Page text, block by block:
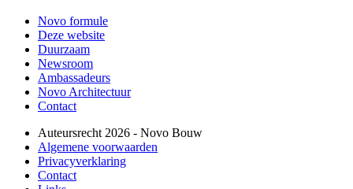
Novo formule
Deze website
Duurzaam
Newsroom
Ambassadeurs
Novo Architectuur
Contact
Auteursrecht 2026 - Novo Bouw
Algemene voorwaarden
Privacyverklaring
Contact